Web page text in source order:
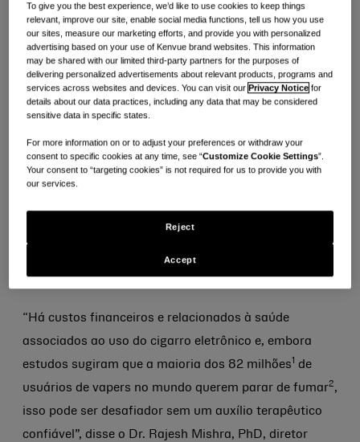
conhecidos como cigarros eletrônicos ou vaper. Isso foi
observado em usuários regulares e exclusivos de vaper
que se abstiveram por 12 horas.
O estudo, intitulado “Efeito do spray oral de nicotina na
ansiedade para usar o cigarro eletrônico: Um estudo
clínico randomizado de farmacodinâmica, controlado
por placebo em usuários exclusivos de vapers”, foi
conduzido na Hammersmith Medicines Research Ltd
(HMR), Londres, Reino Unido, por Tobias Danielsson,
BSc, Hedvig Bennet, PhD, Bryan McColgan, MD,
Jianfeng Wang, PhD e outros especialistas em pesquisa
clínica da Kenvue em Helsingborg, Suécia.
“Há custos financeiros e relacionados à saúde
associados ao uso do cigarro eletrônico e, embora
estudos sugiram que a maioria dos 82 milhões1 de
usuários de vapers no mundo querem parar de fumar2 ,
isso pode ser desafiador sem um auxílio terapêutico
confiável”, disse o Dr. Rajesh Mishra, PhD, diretor
To give you the best experience, we’d like to use cookies to keep things
relevant, improve our site, enable social media functions, tell us how you use
our sites, measure our marketing efforts, and provide you with personalized
advertising based on your use of Kenvue brand websites. This information
may be shared with our limited third-party partners for the purposes of
delivering personalized advertisements about relevant products, programs and
services across websites and devices. You can visit our Privacy Notice for
details about our data practices, including any data that may be considered
sensitive data in specific states.
For more information on or to adjust your preferences or withdraw your
consent to specific cookies at any time, see “Customize Cookie Settings”.
Your consent to “targeting cookies” is not required for us to provide you with
our services.
Reject
Accept